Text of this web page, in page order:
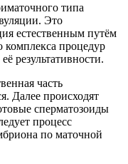
типа
Это
естественным путём
комплекса процедур
результативности.
часть
Далее происходят
сперматозоиды
процесс
по маточной